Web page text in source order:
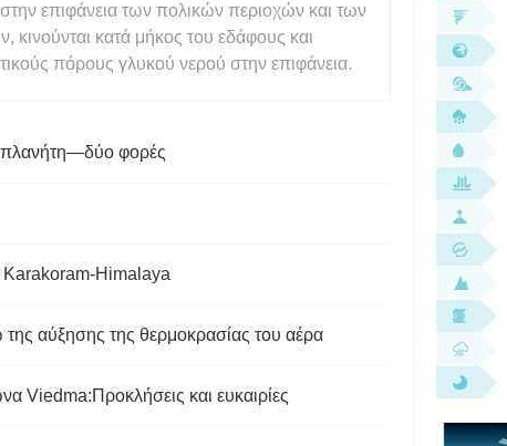
επιφάνεια των πολικών περιοχών και των
κινούνται κατά μήκος του εδάφους και
πόρους γλυκού νερού στην επιφάνεια.
πλανήτη—δύο φορές
Himalaya
αύξησης της θερμοκρασίας του αέρα
Viedma:Προκλήσεις και ευκαιρίες